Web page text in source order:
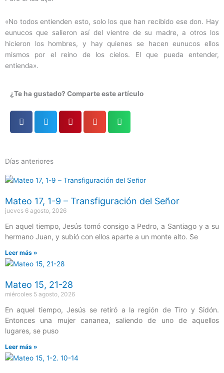
«No todos entienden esto, solo los que han recibido ese don. Hay
eunucos que salieron así del vientre de su madre, a otros los
hicieron los hombres, y hay quienes se hacen eunucos ellos
mismos por el reino de los cielos. El que pueda entender,
entienda».
¿Te ha gustado? Comparte este artículo
Días anteriores
Mateo 17, 1-9 – Transfiguración del Señor
jueves 6 agosto, 2026
En aquel tiempo, Jesús tomó consigo a Pedro, a Santiago y a su
hermano Juan, y subió con ellos aparte a un monte alto. Se
Leer más »
Mateo 15, 21-28
miércoles 5 agosto, 2026
En aquel tiempo, Jesús se retiró a la región de Tiro y Sidón.
Entonces una mujer cananea, saliendo de uno de aquellos
lugares, se puso
Leer más »
Página
Página
Página
Página
Página